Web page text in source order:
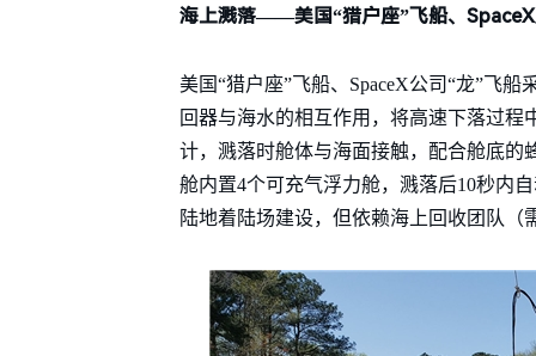
海上溅落——美国“猎户座”飞船、
美国“猎户座”飞船、SpaceX公司“龙”飞
回器与海水的相互作用，将高速下落过
计，溅落时舱体与海面接触，配合舱底的
舱内置4个可充气浮力舱，溅落后10秒内
陆地着陆场建设，但依赖海上回收团队